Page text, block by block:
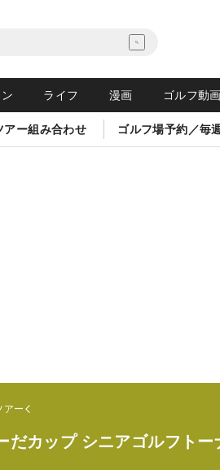
ライフ 漫画 ゴルフ動画
アー組み合わせ ゴルフ場予約／毎
アー
だカップ シニアゴルフトー